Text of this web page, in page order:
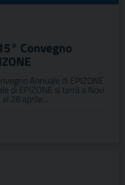
Convegno
Annuale di EPIZONE
di EPIZONE si terrà a Novi
28 aprile…